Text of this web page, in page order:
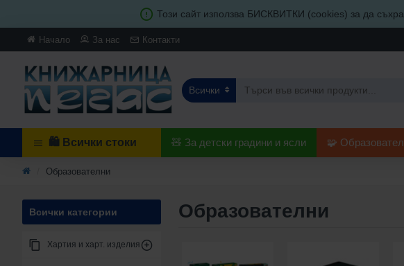
Този сайт използва БИСКВИТКИ (cookies) за да
Начало За нас Контакти
Всички
🛍️ Всички стоки 🧸 За детски градини и ясли 🧩
Образователни
Всички категории
Хартия и харт. изделия
Образователни